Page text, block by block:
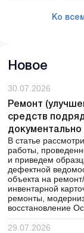
Ко
Новое
30.07.2026
Ремонт
средств
В статье
работы,
и приведем
дефектной
объекта на
инвентарной
ремонты,
восстановление
29.07.2026